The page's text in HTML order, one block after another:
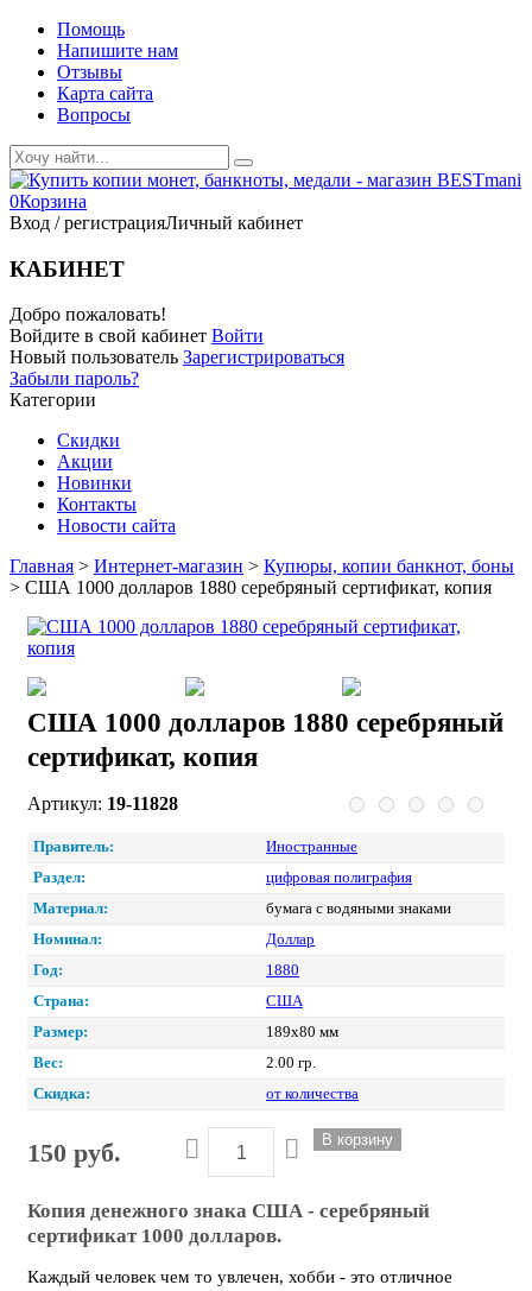
Помощь
Напишите нам
Отзывы
Карта сайта
Вопросы
0Корзина
Вход / регистрацияЛичный кабинет
КАБИНЕТ
Добро пожаловать!
Войдите в свой кабинет Войти
Новый пользователь Зарегистрироваться
Забыли пароль?
Категории
Скидки
Акции
Новинки
Контакты
Новости сайта
Главная > Интернет-магазин > Купюры, копии банкнот, боны
> США 1000 долларов 1880 серебряный сертификат, копия
США 1000 долларов 1880 серебряный
сертификат, копия
Артикул: 19-11828
Правитель:
Иностранные
Раздел:
цифровая полиграфия
Материал:
бумага с водяными знаками
Номинал:
Доллар
Год:
1880
Страна:
США
Размер:
189х80 мм
Вес:
2.00 гр.
Скидка:
от количества
150 руб.
Копия денежного знака США - серебряный
сертификат 1000 долларов.
Каждый человек чем то увлечен, хобби - это отличное